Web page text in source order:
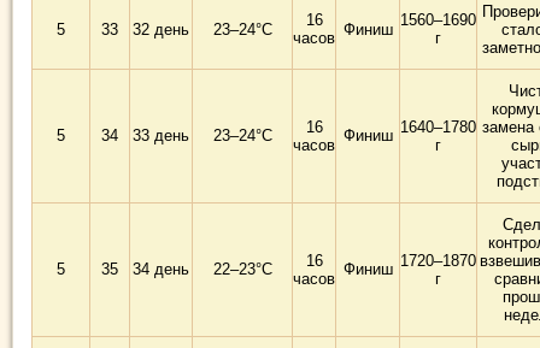
5 33 32 день 23–24°C
16
часов Финиш
1560–1690
г
5 34 33 день 23–24°C
16
часов
Финиш 1640–1780
г
замена
5 35 34 день 22–23°C
16
часов
Финиш 1720–1870
г